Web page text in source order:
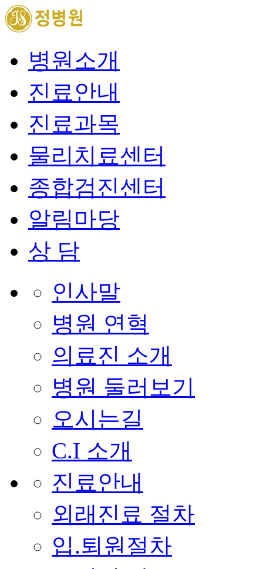
병원소개
진료안내
진료과목
물리치료센터
종합검진센터
알림마당
상 담
인사말
병원 연혁
의료진 소개
병원 둘러보기
오시는길
C.I 소개
진료안내
외래진료 절차
입.퇴원절차